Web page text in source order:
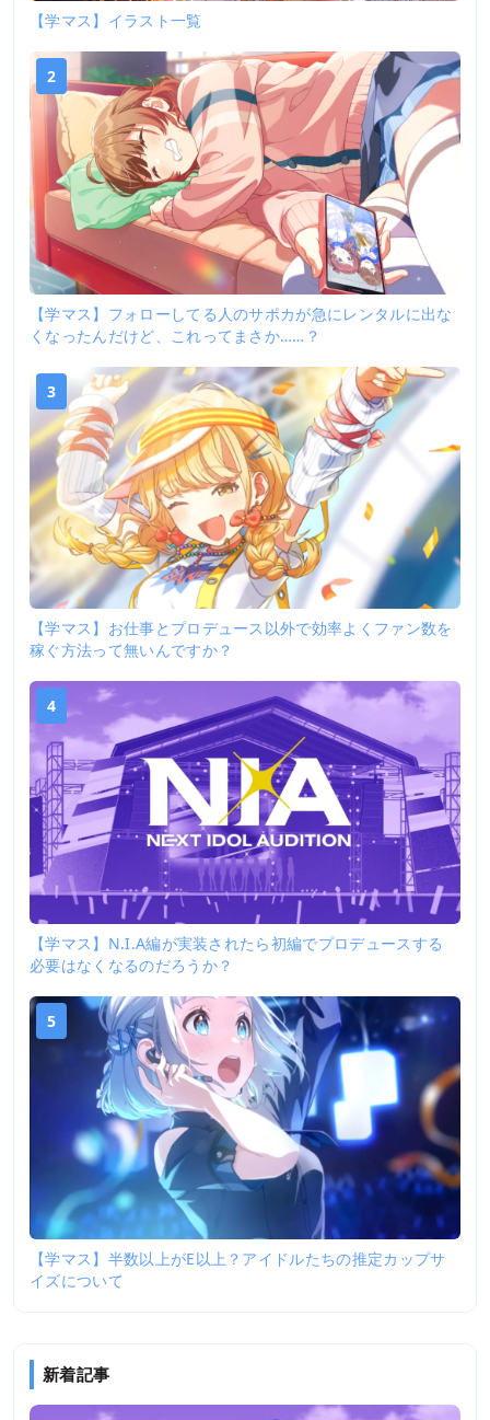
【学マス】イラスト一覧
2
【学マス】フォローしてる人のサポカが急にレンタルに出な
くなったんだけど、これってまさか……？
3
【学マス】お仕事とプロデュース以外で効率よくファン数を
稼ぐ方法って無いんですか？
4
【学マス】N.I.A編が実装されたら初編でプロデュースする
必要はなくなるのだろうか？
5
【学マス】半数以上がE以上？アイドルたちの推定カップサ
イズについて
新着記事